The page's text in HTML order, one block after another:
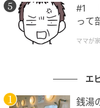
#1
って
ママが
エ
銭湯